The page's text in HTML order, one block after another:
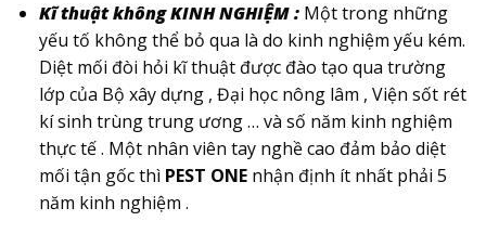
Kĩ thuật không KINH NGHIỆM :Một trong những
yếu tố không thể bỏ qua là do kinh nghiệm yếu kém.
Diệt mối đòi hỏi kĩ thuật được đào tạo qua trường
lớp của Bộ xây dựng , Đại học nông lâm , Viện sốt rét
kí sinh trùng trung ương … và số năm kinh nghiệm
thực tế . Một nhân viên tay nghề cao đảm bảo diệt
mối tận gốc thìPEST ONEnhận định ít nhất phải 5
năm kinh nghiệm .